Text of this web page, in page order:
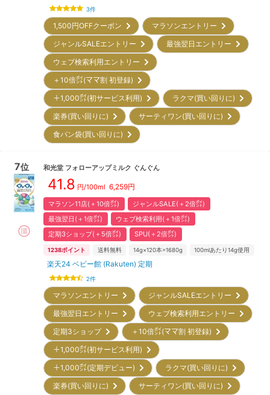
3件
1,500円OFFクーポン
マラソンエントリー
ジャンルSALEエントリー
最強翌日エントリー
ウェブ検索利用エントリー
＋10倍㌽(ママ割 初登録)
＋1,000㌽(初サービス利用)
ラクマ(買い回りに)
楽券(買い回りに)
サーティワン(買い回りに)
食パン袋(買い回りに)
7位 和光堂 フォローアップミルク ぐんぐん
41.8 円/100ml 6,259円
マラソン11店(＋10倍㌽)
ジャンルSALE(＋2倍㌽)
最強翌日(＋1倍㌽)
ウェブ検索利用(＋1倍㌽)
定期3ショップ(＋5倍㌽)
SPU(＋2倍㌽)
1238ポイント 送料無料 14g×120本=1680g 100mlあたり14g使用
楽天24 ベビー館 (Rakuten) 定期
2件
マラソンエントリー
ジャンルSALEエントリー
最強翌日エントリー
ウェブ検索利用エントリー
定期3ショップ
＋10倍㌽(ママ割 初登録)
＋1,000㌽(初サービス利用)
＋1,000㌽(定期デビュー)
ラクマ(買い回りに)
楽券(買い回りに)
サーティワン(買い回りに)